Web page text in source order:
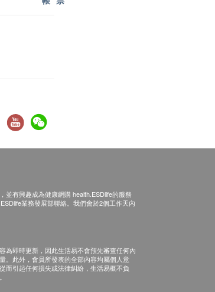
並有興趣成為健康網購 health.ESDlife的服務
業務發展部聯絡。我們會於2個工作天內
為即時更新，因此生活易不會預先審查任何內
。此外，會員所發表的全部內容均屬個人意
而引起任何損失或法律糾紛，生活易概不負